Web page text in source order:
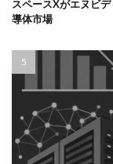
スペースXがエヌビ
導体市場